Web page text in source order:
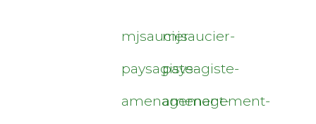
mjsaucier-
paysagiste-
amenagement-
mjsaucier-
paysagiste-
amenagement-